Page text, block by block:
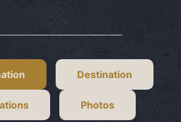
Destination
Photos